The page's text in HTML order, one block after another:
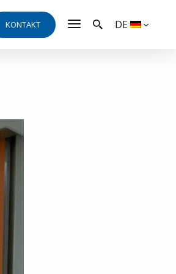
KONTAKT
beantwortet
DE